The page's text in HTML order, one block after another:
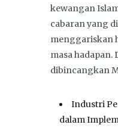
kewangan
cabaran yang
menggariskan
masa hadapan.
dibincangkan
Industri
dalam